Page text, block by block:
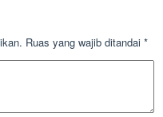
Ruas yang wajib ditandai *